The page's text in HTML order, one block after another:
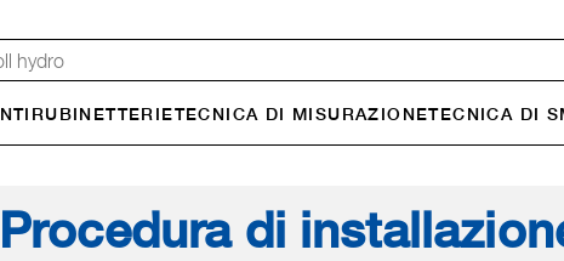
RUBINETTERIETECNICA DI MISURA­ZIONETECNICA DI
Procedura di